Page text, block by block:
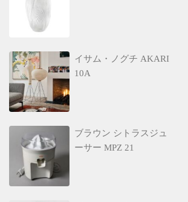
イサム・ノグチ AKARI
10A
ブラウン シトラスジュ
ーサー MPZ 21